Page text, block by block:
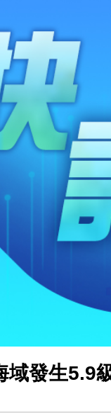
代AI模型能力逼
宴會廳改造再遇
柞水泥石流災害失
婦聯代表聯誼會 x
域發生5.9